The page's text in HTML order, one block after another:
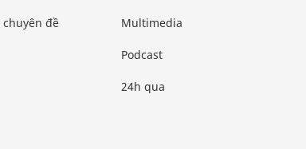
đề Multimedia
Podcast
24h qua